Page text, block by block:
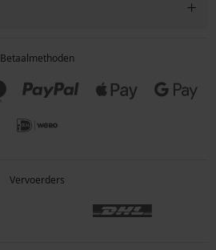
Betaalmethoden
Vervoerders